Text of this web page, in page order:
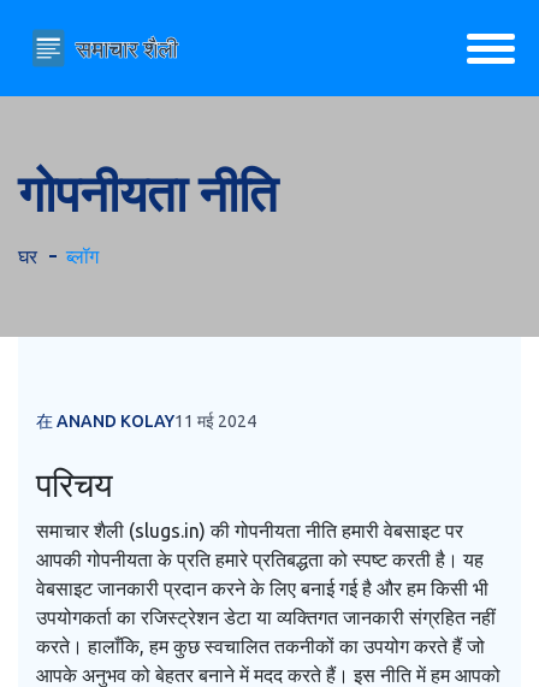
गोपनीयता नीति
घर ब्लॉग
在 ANAND KOLAY11 मई 2024
परिचय
समाचार शैली (slugs.in) की गोपनीयता नीति हमारी वेबसाइट पर
आपकी गोपनीयता के प्रति हमारे प्रतिबद्धता को स्पष्ट करती है। यह
वेबसाइट जानकारी प्रदान करने के लिए बनाई गई है और हम किसी भी
उपयोगकर्ता का रजिस्ट्रेशन डेटा या व्यक्तिगत जानकारी संग्रहित नहीं
करते। हालाँकि, हम कुछ स्वचालित तकनीकों का उपयोग करते हैं जो
आपके अनुभव को बेहतर बनाने में मदद करते हैं। इस नीति में हम आपको